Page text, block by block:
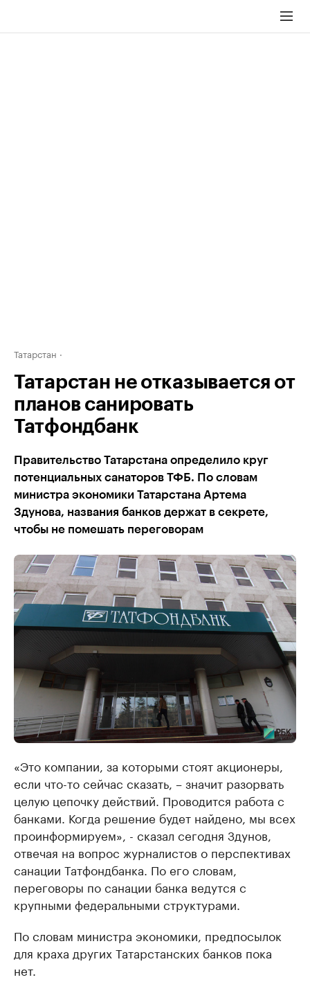
Татарстан
Татарстан не отказывается от
планов санировать
Татфондбанк
Правительство Татарстана определило круг
потенциальных санаторов ТФБ. По словам
министра экономики Татарстана Артема
Здунова, названия банков держат в секрете,
чтобы не помешать переговорам
«Это компании, за которыми стоят акционеры,
если что-то сейчас сказать, – значит разорвать
целую цепочку действий. Проводится работа с
банками. Когда решение будет найдено, мы всех
проинформируем», - сказал сегодня Здунов,
отвечая на вопрос журналистов о перспективах
санации Татфондбанка. По его словам,
переговоры по санации банка ведутся с
крупными федеральными структурами.
По словам министра экономики, предпосылок
для краха других Татарстанских банков пока
нет.